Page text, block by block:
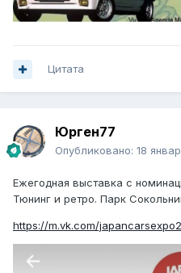
Цитата
Юрген77
Опубликовано: 18
Ежегодная выставка с
Тюнинг и ретро. Парк
https://m.vk.com/